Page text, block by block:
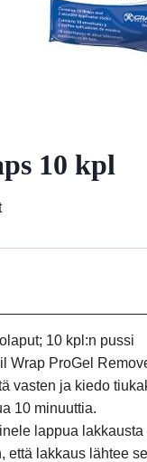
10 kpl
10 kpl:n pussi
Wrap ProGel
vasten ja kiedo
10 minuuttia.
lappua lakkausta
että lakkaus lähtee